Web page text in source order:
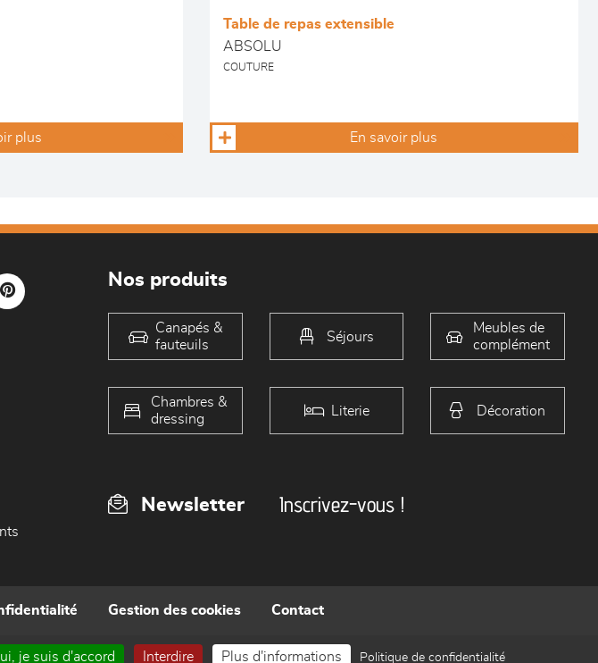
plus
Table de repas extensible
ABSOLU
COUTURE
En savoir plus
Nos produits
Canapés &
fauteuils
Séjours
Meubles de
complément
Chambres &
dressing
Literie Décoration
Newsletter Inscrivez-vous !
Gestion des cookies Contact
Enseignes
je suis d'accord Interdire Plus d'informations Politique de confidentialité